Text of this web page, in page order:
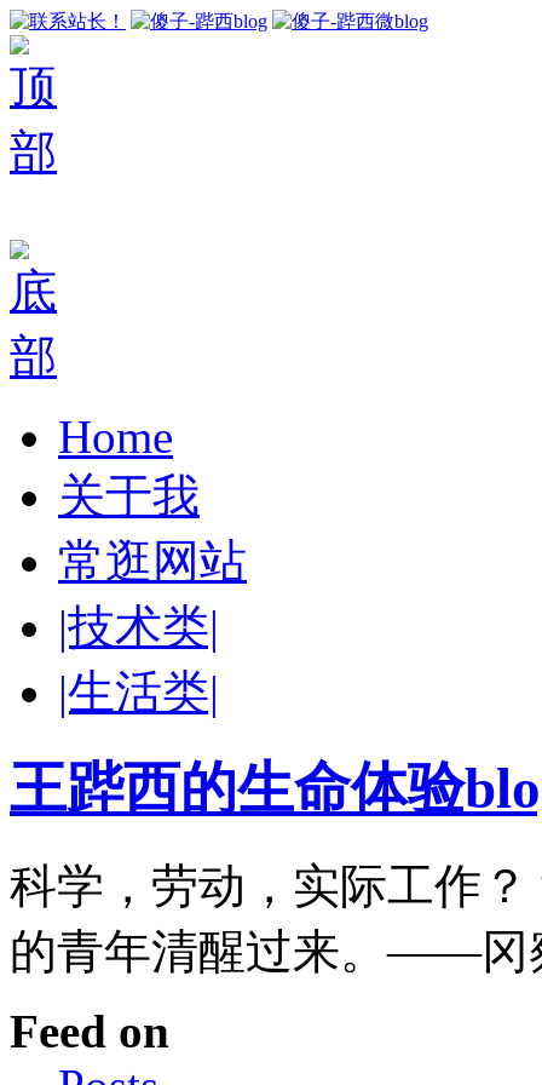
Home
关于我
常逛网站
|技术类|
|生活类|
王跸西的生命体验
科学，劳动，实际工作
的青年清醒过来。——冈
Feed on